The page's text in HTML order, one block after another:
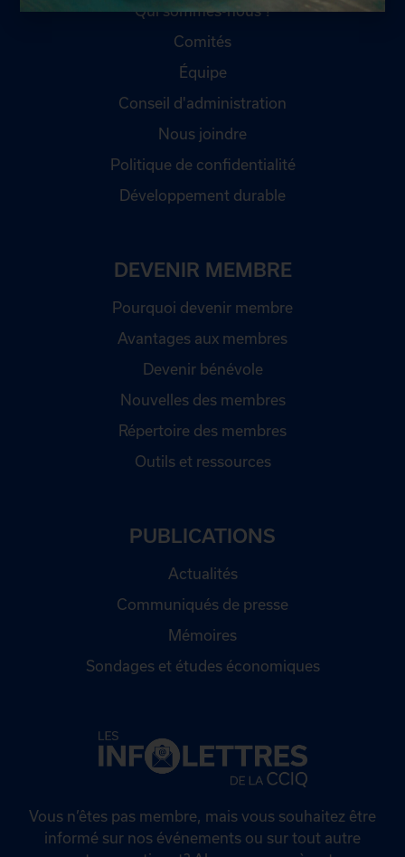
Qui sommes-nous ?
Comités
Équipe
Conseil d'administration
Nous joindre
Politique de confidentialité
Développement durable
DEVENIR MEMBRE
Pourquoi devenir membre
Avantages aux membres
Devenir bénévole
Nouvelles des membres
Répertoire des membres
Outils et ressources
PUBLICATIONS
Actualités
Communiqués de presse
Mémoires
Sondages et études économiques
Vous n’êtes pas membre, mais vous souhaitez être
informé sur nos événements ou sur tout autre